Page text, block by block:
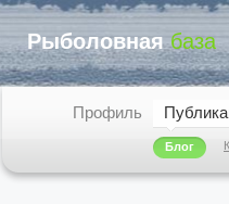
Рыболовнаябаза
Профиль
Блог